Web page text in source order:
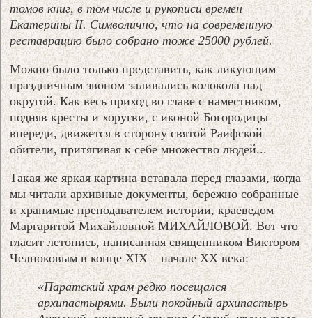
томов книг, в том числе и рукописи времен
Екатерины II. Символично, что на современную
реставрацию было собрано тоже 25000 рублей.
Можно было только представить, как ликующим
праздничным звоном заливались колокола над
округой. Как весь приход во главе с наместником,
подняв кресты и хоругви, с иконой Богородицы
впереди, движется в сторону святой Раифской
обители, притягивая к себе множество людей...
Такая же яркая картина вставала перед глазами, когда
мы читали архивные документы, бережно собранные
и хранимые преподавателем истории, краеведом
Маргаритой Михайловной МИХАЙЛОВОЙ. Вот что
гласит летопись, написанная священником Виктором
Челноковым в конце XIX – начале ХХ века:
«Паратский храм редко посещался
архипастырями. Были покойный архипастырь